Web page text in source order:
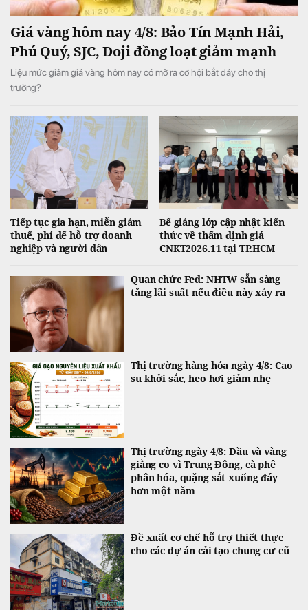
Giá vàng hôm nay 4/8: Bảo Tín Mạnh Hải,
Phú Quý, SJC, Doji đồng loạt giảm mạnh
Liệu mức giảm giá vàng hôm nay có mở ra cơ hội bắt đáy cho thị
trường?
Tiếp tục gia hạn, miễn giảm
thuế, phí để hỗ trợ doanh
nghiệp và người dân
Bế giảng lớp cập nhật kiến
thức về thẩm định giá
CNKT2026.11 tại TP.HCM
Quan chức Fed: NHTW sẵn sàng
tăng lãi suất nếu điều này xảy ra
Thị trường hàng hóa ngày 4/8: Cao
su khởi sắc, heo hơi giảm nhẹ
Thị trường ngày 4/8: Dầu và vàng
giằng co vì Trung Đông, cà phê
phân hóa, quặng sắt xuống đáy
hơn một năm
Đề xuất cơ chế hỗ trợ thiết thực
cho các dự án cải tạo chung cư cũ